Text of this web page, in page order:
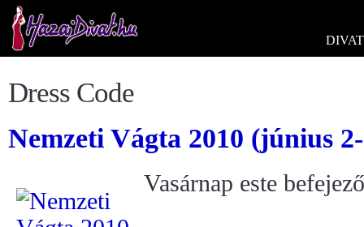
DIVAT
Dress Code
Nemzeti Vágta 2010 (június
Vasárnap este